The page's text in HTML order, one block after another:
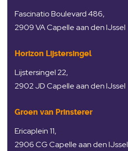
Fascinatio Boulevard 486,
2909 VA Capelle aan den IJssel
Horizon Lijstersingel
Lijstersingel 22,
2902 JD Capelle aan den IJssel
Groen van Prinsterer
Ericaplein 11,
2906 CG Capelle aan den IJssel